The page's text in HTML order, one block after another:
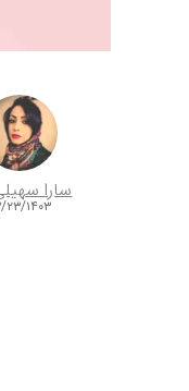
سارا
۰۳/۲۳/